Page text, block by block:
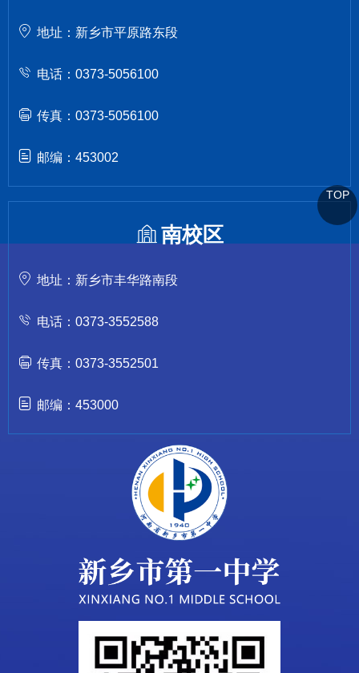
地址：新乡市平原路东段
电话：0373-5056100
传真：0373-5056100
邮编：453002
南校区
地址：新乡市丰华路南段
电话：0373-3552588
传真：0373-3552501
邮编：453000
TOP